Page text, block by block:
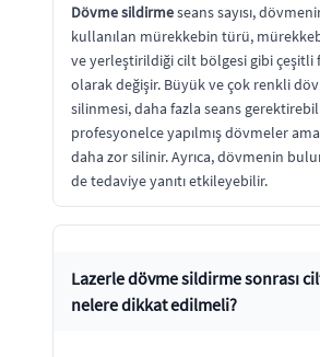
Dövme sildirmeseans sayısı,
kullanılan mürekkebin türü,
ve yerleştirildiği cilt bölgesi gibi çeşitli
olarak değişir. Büyük ve çok renkli
silinmesi, daha fazla seans
profesyonelce yapılmış dövmeler
daha zor silinir. Ayrıca, dövmenin
de tedaviye yanıtı etkileyebilir.
Lazerle dövme sildirme sonrası
nelere dikkat edilmeli?